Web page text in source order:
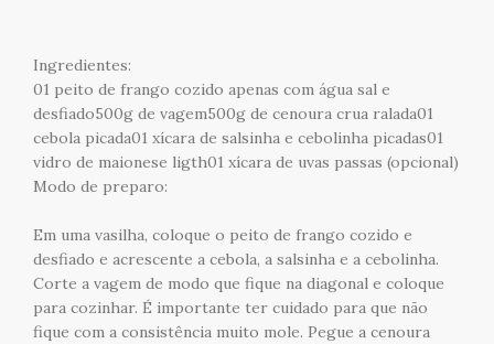
Ingredientes:
01 peito de frango cozido apenas com água sal e
desfiado500g de vagem500g de cenoura crua ralada01
cebola picada01 xícara de salsinha e cebolinha picadas01
vidro de maionese ligth01 xícara de uvas passas (opcional)
Modo de preparo:
Em uma vasilha, coloque o peito de frango cozido e
desfiado e acrescente a cebola, a salsinha e a cebolinha.
Corte a vagem de modo que fique na diagonal e coloque
para cozinhar. É importante ter cuidado para que não
fique com a consistência muito mole. Pegue a cenoura